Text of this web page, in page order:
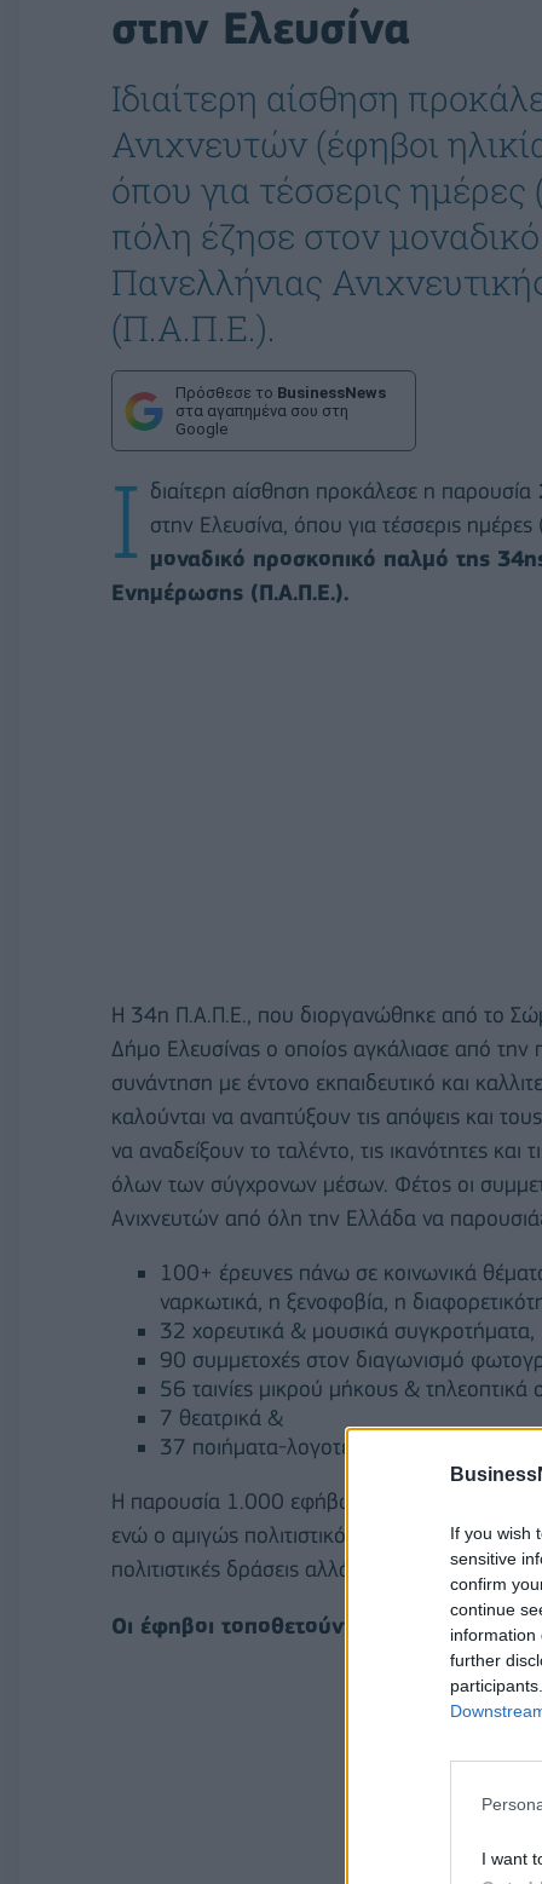
If you wish
sensitive
confirm
continue
information
further
I want
στην Ελευσίνα
Ιδιαίτερη αίσθηση
Ανιχνευτών (έφηβοι
όπου για τέσσερις
πόλη έζησε στον
Πανελλήνιας
(Π.Α.Π.Ε.).
Πρόσθεσε το BusinessNews
στα αγαπημένα σου στη
Google
Ι διαίτερη αίσθηση προκάλεσε η παρουσία
στην Ελευσίνα, όπου για τέσσερις
μοναδικό προσκοπικό παλμό της
Ενημέρωσης (Π.Α.Π.Ε.).
Η 34η Π.Α.Π.Ε., που διοργανώθηκε από το
Δήμο Ελευσίνας ο οποίος αγκάλιασε από την
συνάντηση με έντονο εκπαιδευτικό και
καλούνται να αναπτύξουν τις απόψεις και
να αναδείξουν το ταλέντο, τις ικανότητες και
όλων των σύγχρονων μέσων. Φέτος οι
Ανιχνευτών από όλη την Ελλάδα να
100+ έρευνες πάνω σε κοινωνικά
ναρκωτικά, η ξενοφοβία, η
32 χορευτικά & μουσικά συγκροτήματα,
90 συμμετοχές στον διαγωνισμό
56 ταινίες μικρού μήκους & τηλεοπτικά
7 θεατρικά &
37 ποιήματα-λογοτεχνήματα.
Η παρουσία 1.000 εφήβων από όλη την
ενώ ο αμιγώς πολιτιστικός χαρακτήρας της
πολιτιστικές δράσεις αλλάζουν τον
Οι έφηβοι τοποθετούνται για το